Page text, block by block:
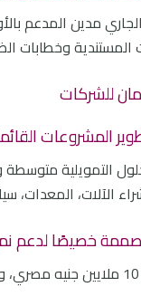
مدين المدعم
المستندية وخطابات
للشركات
المشروعات
التمويلية متوسطة
الآلات، المعدات،
خصيصًا لدعم